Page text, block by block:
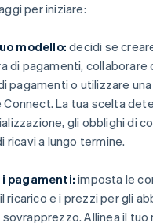
per iniziare:
modello: decidi se
di pagamenti, collaborare
pagamenti o utilizzare
La tua scelta
gli obblighi di
ricavi a lungo termine.
pagamenti: imposta le
ricarico e i prezzi per gli
Allinea il tuo